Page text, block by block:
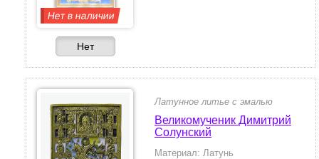
Нет в наличии
Нет
Латунное литье с эмалью
Великомученик Димитрий
Солунский
Материал: Латунь